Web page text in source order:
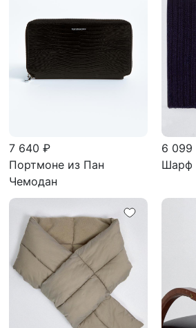
7 640 ₽
Портмоне из Пан
Чемодан
6 099
Шарф